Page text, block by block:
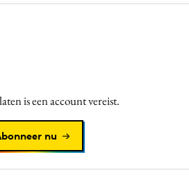
is een account vereist.
nu